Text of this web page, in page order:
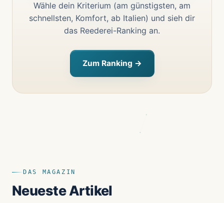
Wähle dein Kriterium (am günstigsten, am
schnellsten, Komfort, ab Italien) und sieh dir
das Reederei-Ranking an.
Zum Ranking →
DAS MAGAZIN
Neueste Artikel